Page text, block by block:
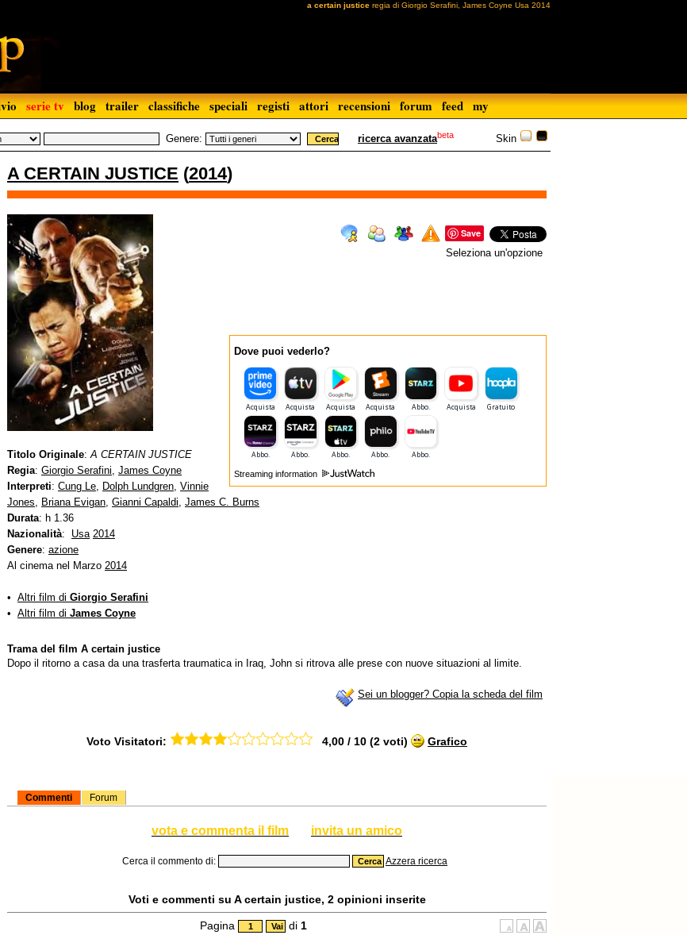
a certain justice regia di Giorgio Serafini, James Coyne Usa 2014
serie tv blog trailer classifiche speciali registi attori recensioni forum feed my
Skin
Genere: ricerca avanzatabeta
A CERTAIN JUSTICE (2014)
Save
Seleziona un'opzione
Dove puoi vederlo?
Streaming information
Titolo Originale:A CERTAIN JUSTICE
Regia: Giorgio Serafini, James Coyne
Interpreti: Cung Le, Dolph Lundgren, Vinnie
Jones, Briana Evigan, Gianni Capaldi, James C. Burns
Durata: h 1.36
Nazionalità: Usa 2014
Genere: azione
Al cinema nel Marzo 2014
• Altri film di Giorgio Serafini
• Altri film di James Coyne
Trama del film A certain justice
Dopo il ritorno a casa da una trasferta traumatica in Iraq, John si ritrova alle prese con nuove situazioni al limite.
Sei un blogger? Copia la scheda del film
Voto Visitatori: 4,00 / 10 (2 voti) Grafico
Commenti Forum
vota e commenta il film invita un amico
Cerca il commento di: Azzera ricerca
Voti e commenti su A certain justice, 2 opinioni inserite
Pagina di 1